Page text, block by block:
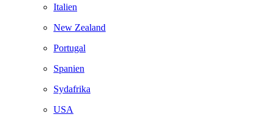
Italien
New Zealand
Portugal
Spanien
Sydafrika
USA